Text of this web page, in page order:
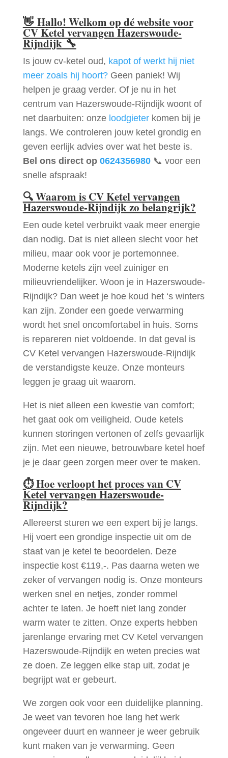
👋 Hallo! Welkom op dé website voor
CV Ketel vervangen Hazerswoude-
Rijndijk🔧
Is jouw cv-ketel oud, kapot of werkt hij niet
meer zoals hij hoort?Geen paniek! Wij
helpen je graag verder. Of je nu in het
centrum van Hazerswoude-Rijndijk woont of
net daarbuiten: onze loodgieterkomen bij je
langs. We controleren jouw ketel grondig en
geven eerlijk advies over wat het beste is.
Bel ons direct op 0624356980📞 voor een
snelle afspraak!
🔍Waarom is CV Ketel vervangen
Hazerswoude-Rijndijk zo belangrijk?
Een oude ketel verbruikt vaak meer energie
dan nodig. Dat is niet alleen slecht voor het
milieu, maar ook voor je portemonnee.
Moderne ketels zijn veel zuiniger en
milieuvriendelijker. Woon je in Hazerswoude-
Rijndijk? Dan weet je hoe koud het ‘s winters
kan zijn. Zonder een goede verwarming
wordt het snel oncomfortabel in huis. Soms
is repareren niet voldoende. In dat geval is
CV Ketel vervangen Hazerswoude-Rijndijk
de verstandigste keuze. Onze monteurs
leggen je graag uit waarom.
Het is niet alleen een kwestie van comfort;
het gaat ook om veiligheid. Oude ketels
kunnen storingen vertonen of zelfs gevaarlijk
zijn. Met een nieuwe, betrouwbare ketel hoef
je je daar geen zorgen meer over te maken.
⏱Hoe verloopt het proces van CV
Ketel vervangen Hazerswoude-
Rijndijk?
Allereerst sturen we een expert bij je langs.
Hij voert een grondige inspectie uit om de
staat van je ketel te beoordelen. Deze
inspectie kost €119,-. Pas daarna weten we
zeker of vervangen nodig is. Onze monteurs
werken snel en netjes, zonder rommel
achter te laten. Je hoeft niet lang zonder
warm water te zitten. Onze experts hebben
jarenlange ervaring met CV Ketel vervangen
Hazerswoude-Rijndijk en weten precies wat
ze doen. Ze leggen elke stap uit, zodat je
begrijpt wat er gebeurt.
We zorgen ook voor een duidelijke planning.
Je weet van tevoren hoe lang het werk
ongeveer duurt en wanneer je weer gebruik
kunt maken van je verwarming. Geen